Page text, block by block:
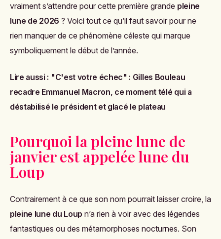
vraiment s’attendre pour cette première grande pleine
lune de 2026 ? Voici tout ce qu’il faut savoir pour ne
rien manquer de ce phénomène céleste qui marque
symboliquement le début de l’année.
Lire aussi : "C'est votre échec" : Gilles Bouleau
recadre Emmanuel Macron, ce moment télé qui a
déstabilisé le président et glacé le plateau
Pourquoi la pleine lune de
janvier est appelée lune du
Loup
Contrairement à ce que son nom pourrait laisser croire, la
pleine lune du Loup n’a rien à voir avec des légendes
fantastiques ou des métamorphoses nocturnes. Son